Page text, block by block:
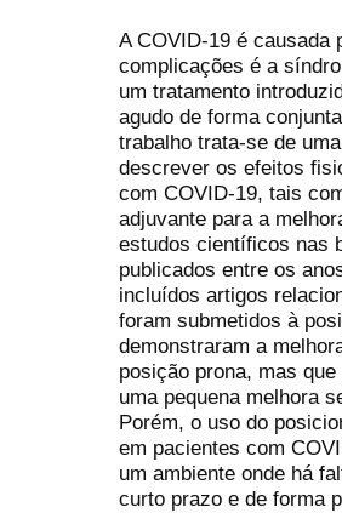
A COVID-19 é causada
complicações é a
um tratamento
agudo de forma
trabalho trata-se de
descrever os efeitos
com COVID-19, tais
adjuvante para a
estudos científicos nas
publicados entre os
incluídos artigos
foram submetidos à
demonstraram a
posição prona, mas
uma pequena melhora
Porém, o uso do
em pacientes com
um ambiente onde há
curto prazo e de forma